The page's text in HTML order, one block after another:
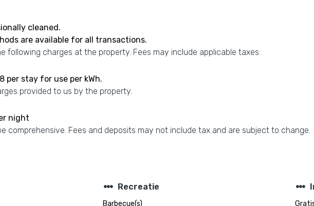
cleaned.
are available for all transactions.
following charges at the property. Fees may include applicable taxes:
per stay for use per kWh.
provided to us by the property.
night
comprehensive. Fees and deposits may not include tax and are subject to change.
steppers Recreatie
Barbecue(s)
steppers